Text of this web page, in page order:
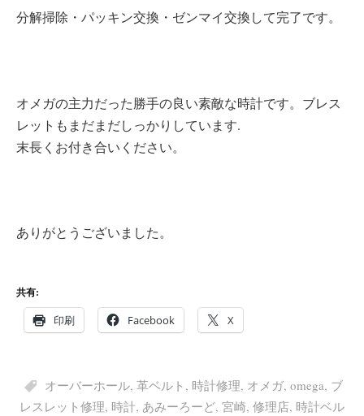
分解掃除・パッキン交換・ゼンマイ交換して完了です。
オメガの主力だった勝手の良い素敵な時計です。ブレス
レットもまだまだしっかりしています.
末長くお付き合いください。
ありがとうございました。
共有:
印刷 Facebook X
オーバーホール, 革ベルト , 時計修理, オメガ, omega, ブ
レスレット修理, 時計, あみーろーど, 宮崎, 修理店, 時計ベル